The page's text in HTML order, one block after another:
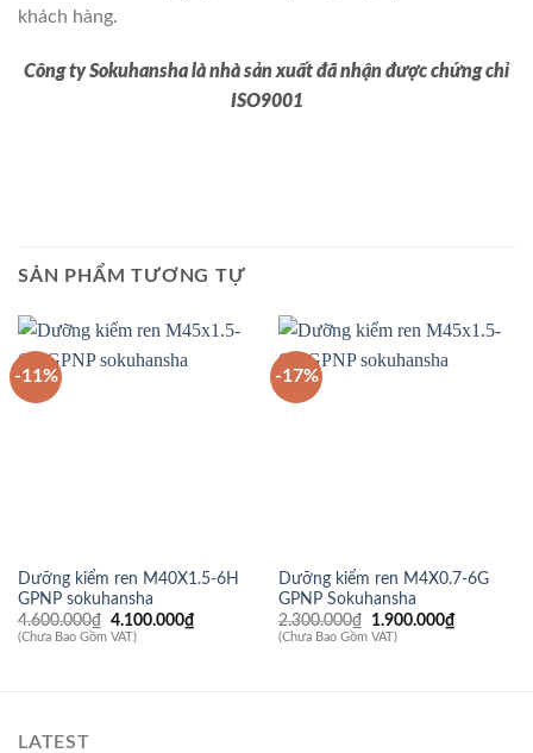
khách hàng.
Công ty Sokuhansha là nhà sản xuất đã nhận được chứng chỉ
ISO9001
SẢN PHẨM TƯƠNG TỰ
-11%
Dưỡng kiểm ren M40X1.5-6H
GPNP sokuhansha
4.600.000₫ Giá
gốc
4.100.000₫Giá
hiện
(Chưa Bao Gồm VAT)
-17%
Dưỡng kiểm ren M4X0.7-6G
GPNP Sokuhansha
2.300.000₫
Giá
gốc
1.900.000₫Giá
hiện
(Chưa Bao Gồm VAT)
LATEST